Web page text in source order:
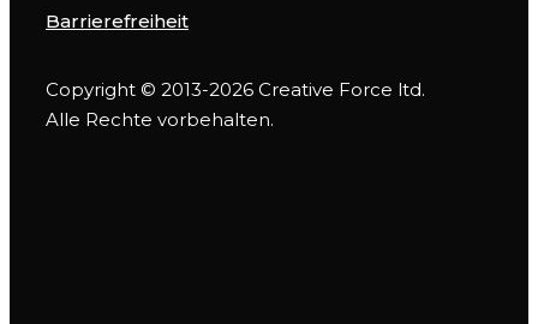
Barrierefreiheit
Copyright © 2013-2026 Creative Force ltd.
Alle Rechte vorbehalten.